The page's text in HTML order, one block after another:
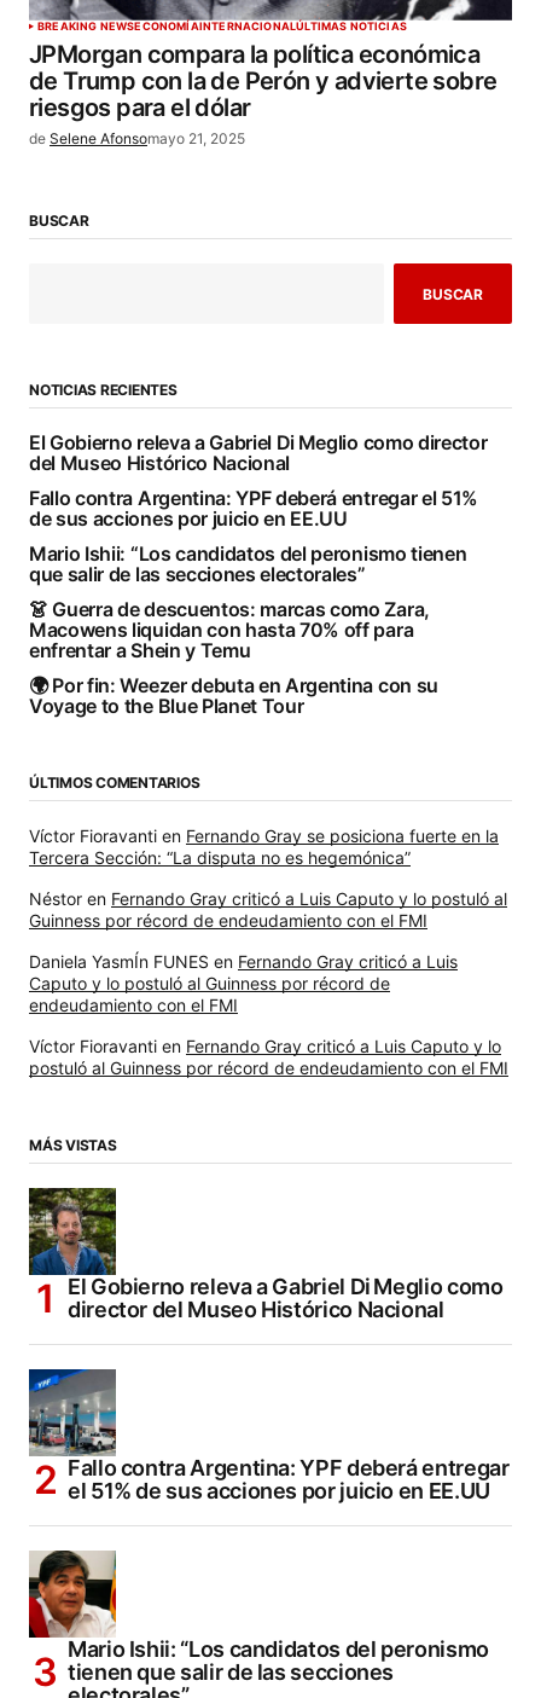
BREAKING NEWSECONOMÍAINTERNACIONALÚLTIMAS NOTICIAS
JPMorgan compara la política económica
de Trump con la de Perón y advierte sobre
riesgos para el dólar
de Selene Afonsomayo 21, 2025
BUSCAR
BUSCAR
NOTICIAS RECIENTES
El Gobierno releva a Gabriel Di Meglio como director
del Museo Histórico Nacional
Fallo contra Argentina: YPF deberá entregar el 51%
de sus acciones por juicio en EE.UU
Mario Ishii: “Los candidatos del peronismo tienen
que salir de las secciones electorales”
👗 Guerra de descuentos: marcas como Zara,
Macowens liquidan con hasta 70% off para
enfrentar a Shein y Temu
🌍 Por fin: Weezer debuta en Argentina con su
Voyage to the Blue Planet Tour
ÚLTIMOS COMENTARIOS
Víctor Fioravanti en Fernando Gray se posiciona fuerte en la
Tercera Sección: “La disputa no es hegemónica”
Néstor en Fernando Gray criticó a Luis Caputo y lo postuló al
Guinness por récord de endeudamiento con el FMI
Daniela YasmÍn FUNES en Fernando Gray criticó a Luis
Caputo y lo postuló al Guinness por récord de
endeudamiento con el FMI
Víctor Fioravanti en Fernando Gray criticó a Luis Caputo y lo
postuló al Guinness por récord de endeudamiento con el FMI
MÁS VISTAS
El Gobierno releva a Gabriel Di Meglio como
director del Museo Histórico Nacional
Fallo contra Argentina: YPF deberá entregar
el 51% de sus acciones por juicio en EE.UU
Mario Ishii: “Los candidatos del peronismo
tienen que salir de las secciones